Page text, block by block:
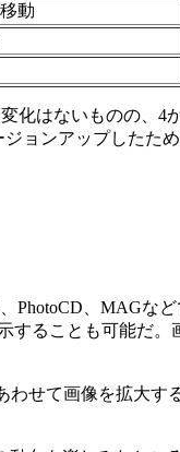
動
化はないものの、4
ョンアップしたた
PhotoCD、MAGな
ることも可能だ
せて画像を拡大す